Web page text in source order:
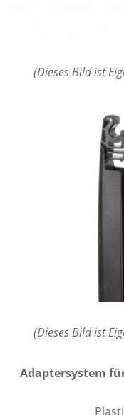
(Dieses Bild ist
(Dieses Bild ist
Adaptersystem